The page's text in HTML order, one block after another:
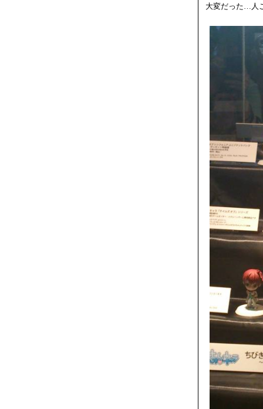
大変だった…人